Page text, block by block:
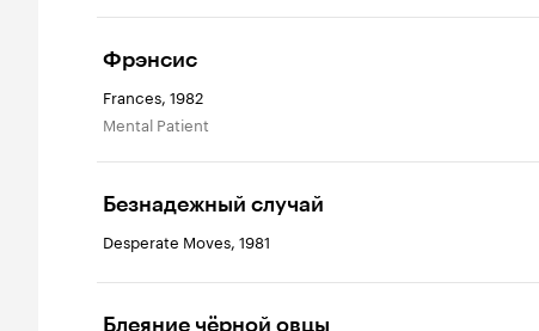
Фрэнсис
Frances, 1982
Mental Patient
Безнадежный случай
Desperate Moves, 1981
Блеяние чёрной овцы